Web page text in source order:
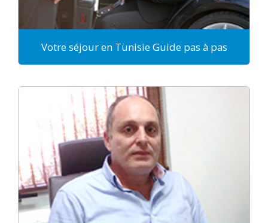
Votre séjour en Tunisie Guide pas à pas